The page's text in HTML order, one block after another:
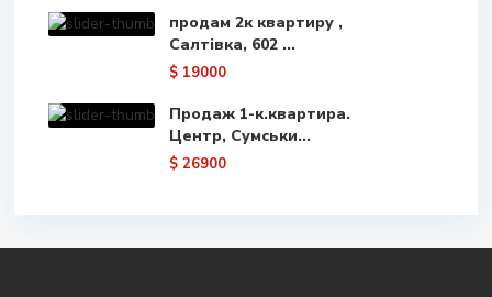
продам 2к квартиру ,
Салтівка, 602 ...
$ 19000
Продаж 1-к.квартира.
Центр, Сумськи...
$ 26900